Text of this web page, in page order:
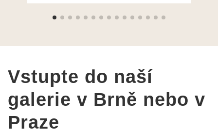
výběru, jak už bylo napsáno - na požádání
Vstupte do naší
galerie v Brně nebo v
Praze